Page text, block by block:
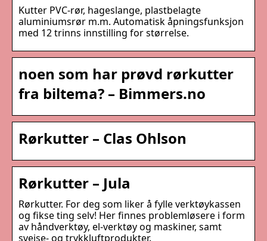
Kutter PVC-rør, hageslange, plastbelagte
aluminiumsrør m.m. Automatisk åpningsfunksjon
med 12 trinns innstilling for størrelse.
noen som har prøvd rørkutter
fra biltema? – Bimmers.no
Rørkutter – Clas Ohlson
Rørkutter – Jula
Rørkutter. For deg som liker å fylle verktøykassen
og fikse ting selv! Her finnes problemløsere i form
av håndverktøy, el-verktøy og maskiner, samt
sveise- og trykkluftprodukter.